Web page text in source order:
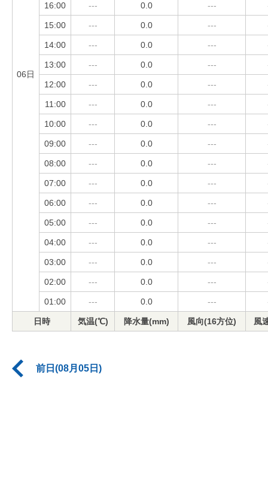
06日
16:00 --- 0.0 ---
15:00 --- 0.0 ---
14:00 --- 0.0 ---
13:00 --- 0.0 ---
12:00 --- 0.0 ---
11:00 --- 0.0 ---
10:00 --- 0.0 ---
09:00 --- 0.0 ---
08:00 --- 0.0 ---
07:00 --- 0.0 ---
06:00 --- 0.0 ---
05:00 --- 0.0 ---
04:00 --- 0.0 ---
03:00 --- 0.0 ---
02:00 --- 0.0 ---
01:00 --- 0.0 ---
日時 気温(℃) 降水量(mm) 風向(16方位) 風
前日(08月05日)